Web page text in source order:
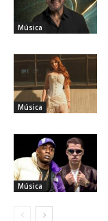
Música
Música
Música